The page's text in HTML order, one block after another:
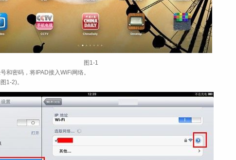
图1-1
和密码，将IPAD接入WiFi网络。
1-2)。